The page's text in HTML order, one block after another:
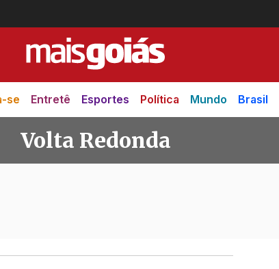
se Entretê Esportes Política Mundo Brasil
Volta Redonda